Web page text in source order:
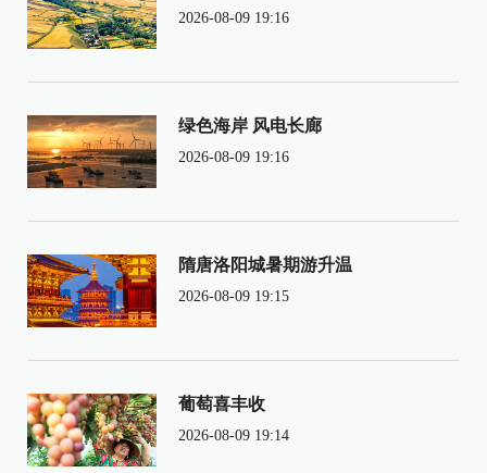
2026-08-09 19:16
绿色海岸 风电长廊
2026-08-09 19:16
隋唐洛阳城暑期游升温
2026-08-09 19:15
葡萄喜丰收
2026-08-09 19:14